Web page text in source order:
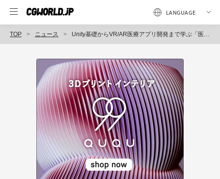
TOP ニュース Unity基礎からVR/AR医療アプリ開発まで学ぶ「医療XR開発養成講座2026」、7/7（火）開講